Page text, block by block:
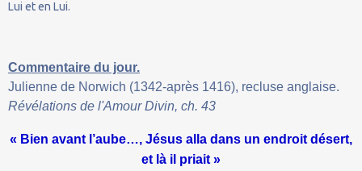
Lui et en Lui.
Commentaire du jour.
Julienne de Norwich (1342-après 1416), recluse anglaise.
Révélations de l'Amour Divin, ch. 43
« Bien avant l’aube…, Jésus alla dans un endroit désert,
et là il priait »